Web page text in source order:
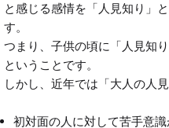
と感じる感情を「人見知り」
す。
つまり、子供の頃に「人見知
ということです。
初対面の人に対して苦手意識